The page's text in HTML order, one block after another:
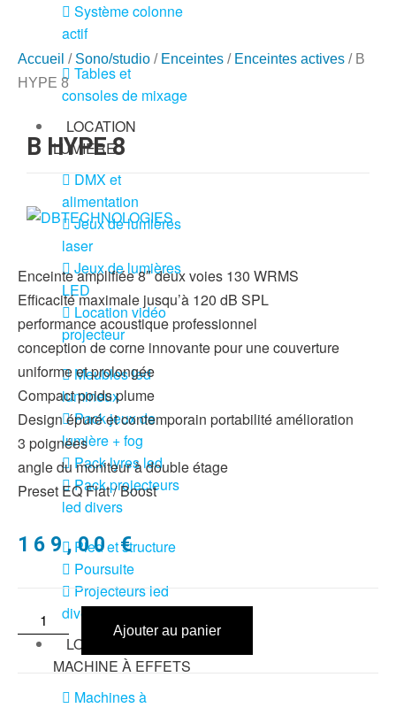
Système colonne
actif
Tables et
consoles de mixage
LOCATION
LUMIÈRE
DMX et
alimentation
Jeux de lumières
laser
Jeux de lumières
LED
Location vidéo
projecteur
Meubles led
lumineux
Pack jeux de
lumière + fog
Pack lyres led
Pack projecteurs
led divers
Pied et structure
Poursuite
Projecteurs led
divers
LOCATION
MACHINE À EFFETS
Machines à
Accueil / Sono/studio / Enceintes / Enceintes actives / B
HYPE 8
B HYPE 8
Enceinte amplifiée 8″ deux voies 130 WRMS
Efficacité maximale jusqu’à 120 dB SPL
performance acoustique professionnel
conception de corne innovante pour une couverture
uniforme et prolongée
Compact poids plume
Design épuré et contemporain portabilité amélioration
3 poignées
angle du moniteur à double étage
Preset EQ Flat / Boost
169,00€
Ajouter au panier